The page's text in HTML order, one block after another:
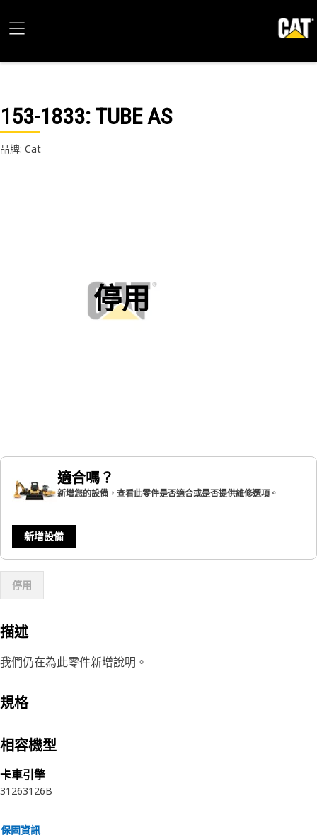
153-1833: TUBE AS
品牌: Cat
停用
適合嗎？
新增您的設備，查看此零件是否適合或是否提供維修選項。
新增設備
停用
描述
我們仍在為此零件新增說明。
規格
相容機型
卡車引擎
31263126B
保固資訊